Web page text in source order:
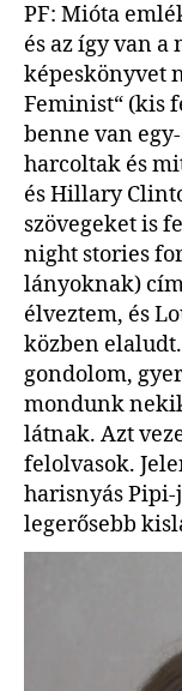
PF: Mióta
és az így van
képeskönyvet
Feminist“ (kis
benne van
harcoltak és
és Hillary
szövegeket is
night stories
lányoknak)
élveztem, és
közben
gondolom,
mondunk
látnak. Azt
felolvasok.
harisnyás Pipi-
legerősebb